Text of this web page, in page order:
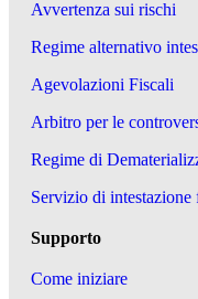
Avvertenza sui rischi
Regime alternativo
Agevolazioni Fiscali
Arbitro per le
Regime di
Servizio di intestazione
Supporto
Come iniziare